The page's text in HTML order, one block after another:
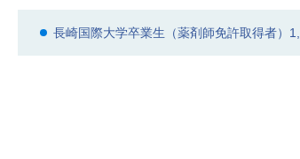
長崎国際大学卒業生（薬剤師免許取得者）